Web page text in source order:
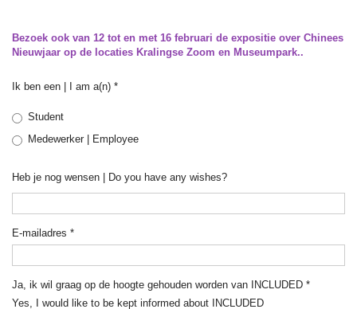
Bezoek ook van 12 tot en met 16 februari de expositie over Chinees
Nieuwjaar op de locaties Kralingse Zoom en Museumpark..
Ik ben een | I am a(n) *
Student
Medewerker | Employee
Heb je nog wensen | Do you have any wishes?
E-mailadres *
Ja, ik wil graag op de hoogte gehouden worden van INCLUDED *
Yes, I would like to be kept informed about INCLUDED